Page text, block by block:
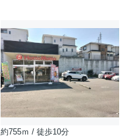
約755ｍ / 徒歩10分